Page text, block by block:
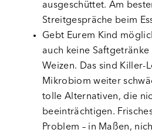
ausgeschüttet. Am
Streitgespräche beim
Gebt Eurem Kind
auch keine
Weizen. Das sind Killer-
Mikrobiom weiter
tolle Alternativen, die
beeinträchtigen.
Problem – in Maßen,